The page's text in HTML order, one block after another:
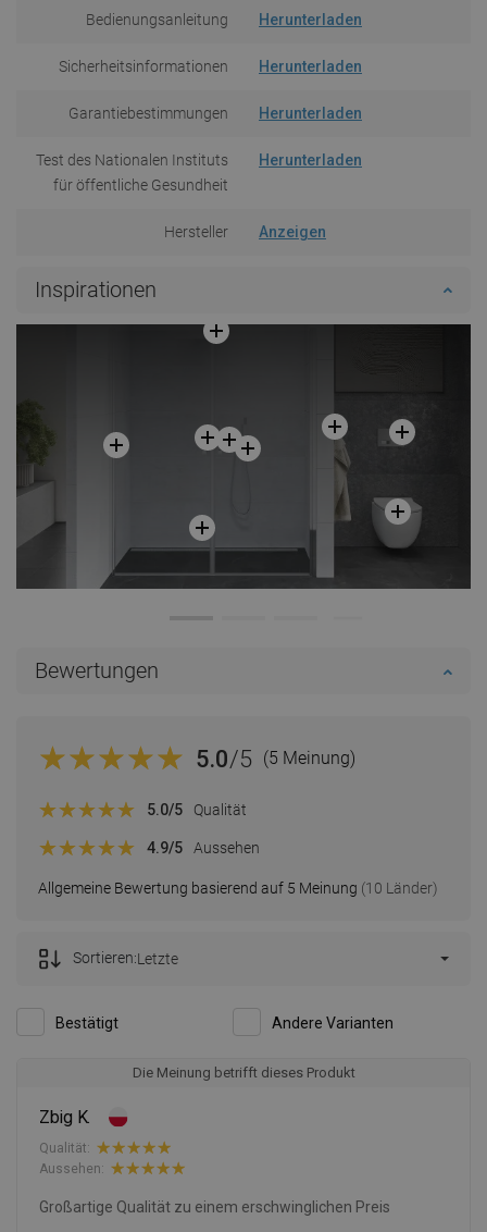
Bedienungsanleitung Herunterladen
Sicherheitsinformationen Herunterladen
Garantiebestimmungen Herunterladen
Test des Nationalen Instituts
für öffentliche Gesundheit
Herunterladen
Hersteller Anzeigen
Inspirationen
Bewertungen
5.0/5 (5 Meinung)
Allgemeine Bewertung basierend auf 5 Meinung (10 Länder)
5.0/5 Qualität
4.9/5 Aussehen
Bestätigt Andere Varianten
Sortieren:Letzte
Die Meinung betrifft dieses Produkt
Zbig K.
Qualität:
Aussehen:
Großartige Qualität zu einem erschwinglichen Preis